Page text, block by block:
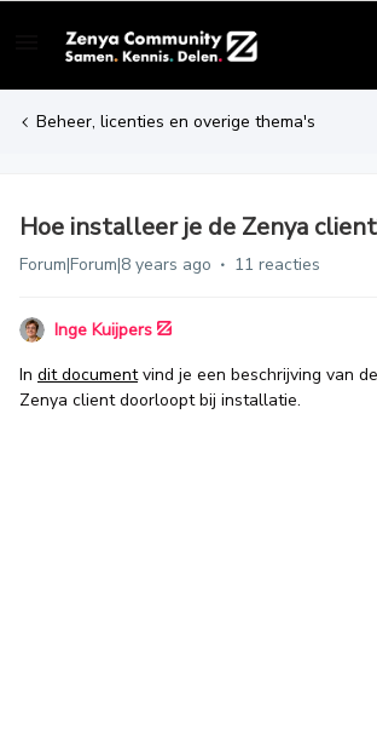
Beheer, licenties en overige thema's
Hoe installeer je de Zenya
Forum|Forum|8 years ago 11 reacties
Inge Kuijpers
In dit documentvind je een beschrijving van
Zenya client doorloopt bij installatie.